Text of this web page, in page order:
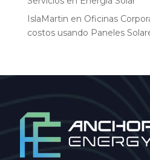
IslaMartin en Oficinas
costos usando Paneles